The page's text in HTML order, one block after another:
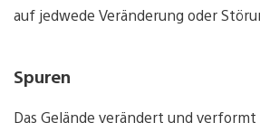
auf jedwede Veränderung oder
Spuren
Das Gelände verändert und